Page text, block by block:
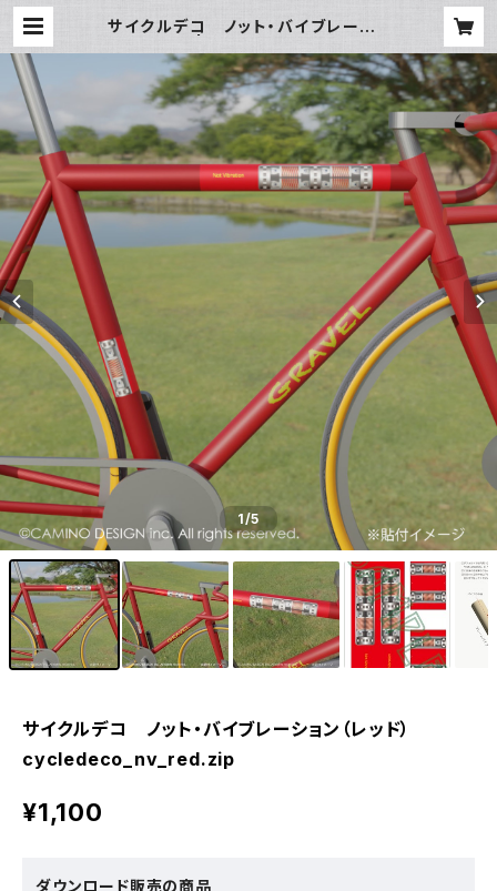
サイクルデコ ノット・バイブレーショ
VE SHOP
1/5
サイクルデコ ノット・バイブレーション（レッド）
cycledeco_nv_red.zip
¥1,100
ダウンロード販売の商品